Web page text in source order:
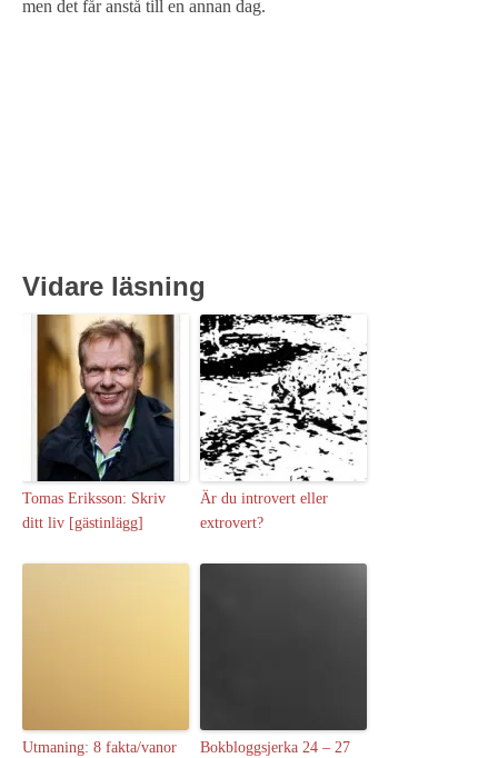
men det får anstå till en annan dag.
Vidare läsning
Tomas Eriksson: Skriv
ditt liv [gästinlägg]
Är du introvert eller
extrovert?
Utmaning: 8 fakta/vanor
Bokbloggsjerka 24 – 27